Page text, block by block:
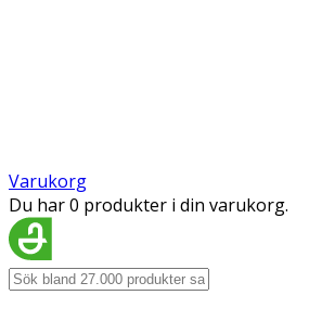
Varukorg
Du har 0 produkter i din varukorg.